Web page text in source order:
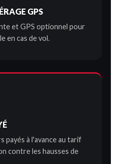
GPS
et GPS optionnel pour
en cas de vol.
payés à l'avance au tarif
contre les hausses de